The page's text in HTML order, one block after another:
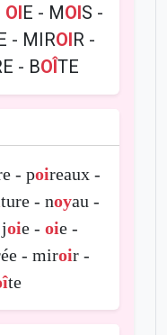
OIE - MOIS -
- MIROIR -
- BOÎTE
- poireaux -
ture - noyau -
oie - oie -
- miroir -
te